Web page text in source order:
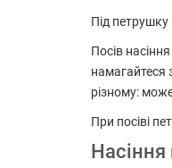
Під
Посів
намагайтеся
різному:
При посіві